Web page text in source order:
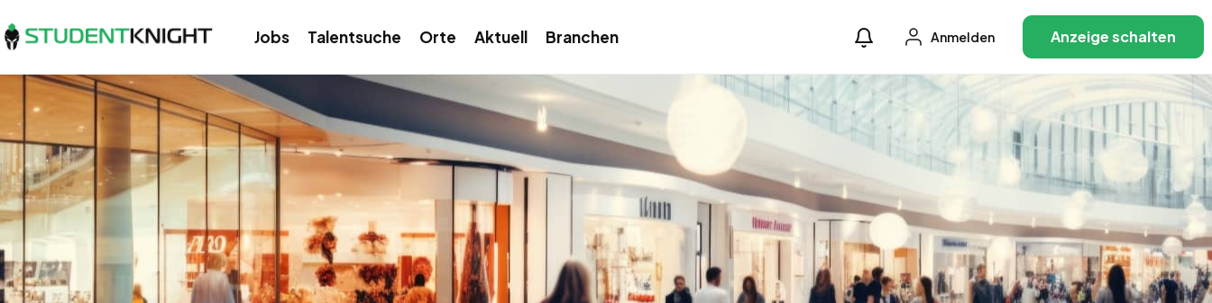
Jobs Talentsuche Orte Aktuell Branchen Anmelden Anzeige schalten